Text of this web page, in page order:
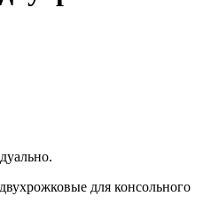
для консольного